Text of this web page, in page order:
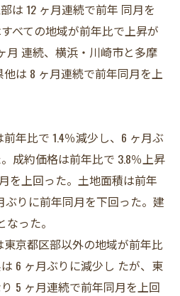
は 12 ヶ月連続で前年 同月を
べての地域が前年比で上昇が
月 連続、横浜・川崎市と多摩
他は 8 ヶ月連続で前年同月を上
年比で 1.4％減少し、6 ヶ月ぶ
成約価格は前年比で 3.8％上昇
を上回った。土地面積は前年
ぶりに前年同月を下回った。建
った。
京都区部以外の地域が前年比
6 ヶ月ぶりに減少し たが、東
5 ヶ月連続で前年同月を上回